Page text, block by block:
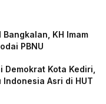
KH Imam
PBNU
Demokrat Kota Kediri,
Asri di HUT